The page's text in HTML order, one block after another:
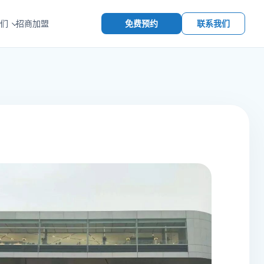
招商加盟 免费预约 联系我们